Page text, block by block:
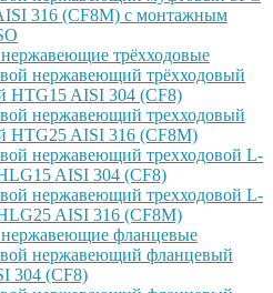
316 (CF8M) с монтажным
трёхходовые
нержавеющий трёхходовый
HTG15 AISI 304 (CF8)
нержавеющий трехходовый
HTG25 AISI 316 (CF8M)
нержавеющий трехходовой L-
AISI 304 (CF8)
нержавеющий трехходовой L-
AISI 316 (CF8M)
фланцевые
нержавеющий фланцевый
304 (CF8)